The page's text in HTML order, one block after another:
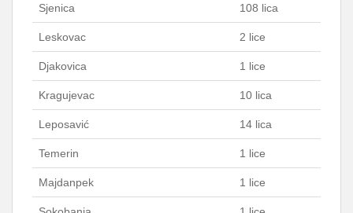
Sjenica 108 lica
Leskovac 2 lice
Djakovica 1 lice
Kragujevac 10 lica
Leposavić 14 lica
Temerin 1 lice
Majdanpek 1 lice